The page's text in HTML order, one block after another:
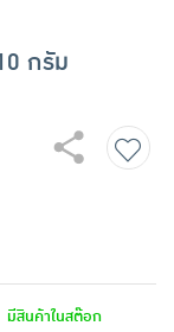
กรัม
มีสินค้าในสต๊อก